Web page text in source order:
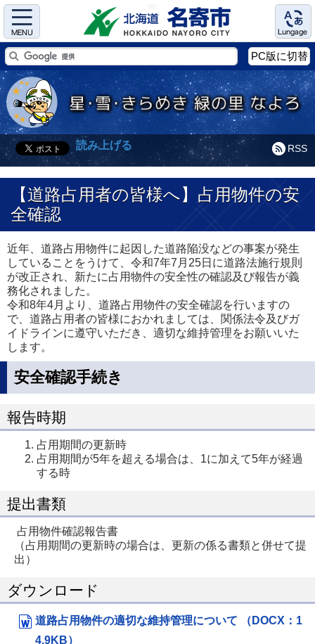
Menu Language
PC版に切替
RSS
読み上げる
【道路占用者の皆様へ】占用物件の安
全確認
近年、道路占用物件に起因した道路陥没などの事案が発生
していることをうけて、令和7年7月25日に道路法施行規則
が改正され、新たに占用物件の安全性の確認及び報告が義
務化されました。
令和8年4月より、道路占用物件の安全確認を行いますの
で、道路占用者の皆様におかれましては、関係法令及びガ
イドラインに遵守いただき、適切な維持管理をお願いいた
します。
安全確認手続き
報告時期
占用期間の更新時
占用期間が5年を超える場合は、1に加えて5年が経過
する時
提出書類
占用物件確認報告書
（占用期間の更新時の場合は、更新の係る書類と併せて提
出）
ダウンロード
道路占用物件の適切な維持管理について （DOCX：1
4.9KB）